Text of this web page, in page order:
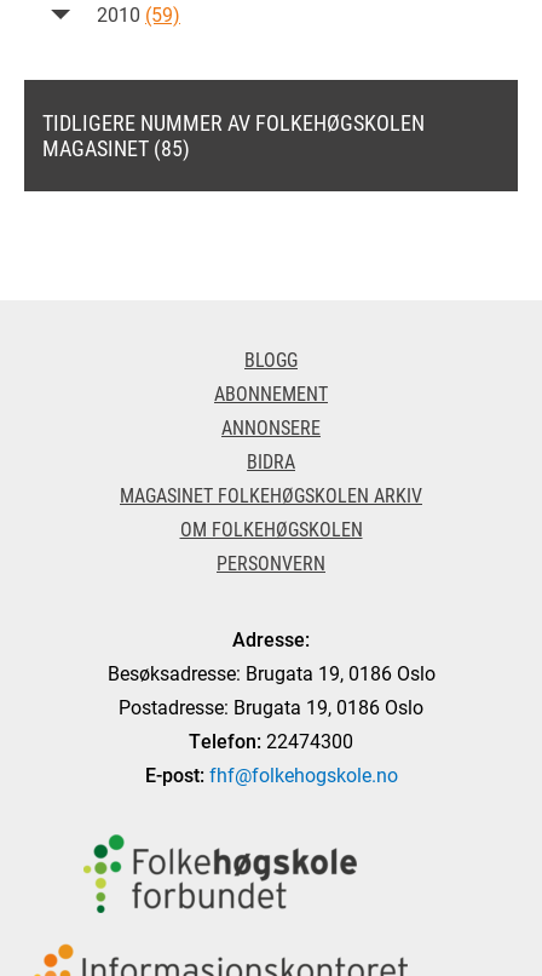
2010 (59)
TIDLIGERE NUMMER AV FOLKEHØGSKOLEN
MAGASINET (85)
BLOGG
ABONNEMENT
ANNONSERE
BIDRA
MAGASINET FOLKEHØGSKOLEN ARKIV
OM FOLKEHØGSKOLEN
PERSONVERN
Adresse:
Besøksadresse: Brugata 19, 0186 Oslo
Postadresse: Brugata 19, 0186 Oslo
Telefon: 22474300
E-post: fhf@folkehogskole.no